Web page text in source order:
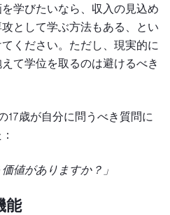
学びたいなら、収入の見込め
として学ぶ方法もある、とい
ください。ただし、現実的に
て学位を取るのは避けるべき
17歳が自分に問うべき質問に
値がありますか？」
能